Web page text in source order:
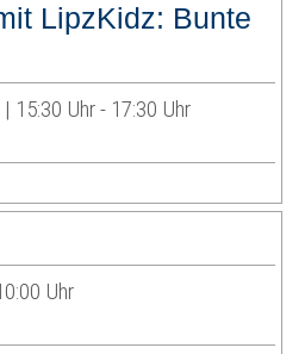
LipzKidz: Bunte
15:30 Uhr - 17:30 Uhr
Uhr